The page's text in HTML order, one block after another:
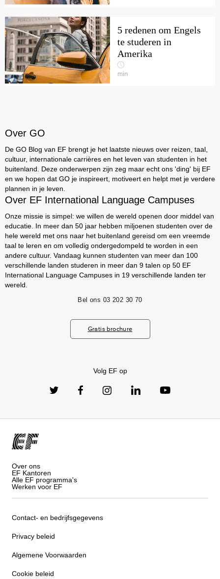
5 redenen om Engels
te studeren in
Amerika
min
Over GO
De GO Blog van EF brengt je het laatste nieuws over reizen, taal,
cultuur, internationale carrières en het leven van studenten in het
buitenland. Deze onderwerpen zijn zeg maar echt ons 'ding' bij EF
en we hopen dat GO je inspireert, motiveert en helpt met je verdere
plannen in je leven.
Over EF International Language Campuses
Onze missie is simpel: we willen de wereld openen door middel van
educatie. In meer dan 50 jaar hebben miljoenen studenten over de
hele wereld met ons naar het buitenland gereisd om een vreemde
taal te leren en om volledig ondergedompeld te worden in een
andere cultuur. Vandaag kunnen studenten van meer dan 100
verschillende landen studeren in meer dan 9 talen op 50 EF
International Language Campuses in 19 verschillende landen ter
wereld.
Bel ons 03 202 30 70
Gratis brochure
Volg EF op
Over ons
EF Kantoren
Alle EF programma's
Werken voor EF
Contact- en bedrijfsgegevens
Privacy beleid
Algemene Voorwaarden
Cookie beleid